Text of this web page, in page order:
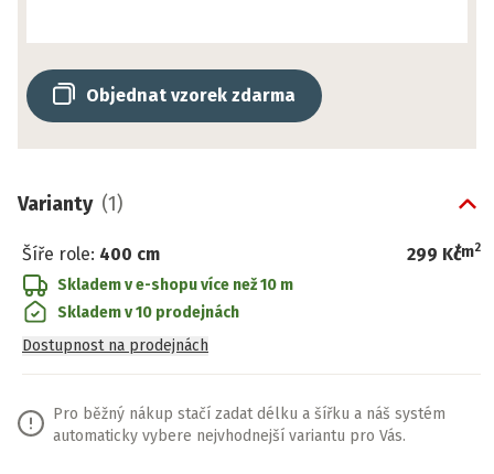
Objednat vzorek zdarma
Varianty (1)
Šíře role: 400 cm 299 Kč
/m2
Skladem v e-shopuvíce než 10 m
Skladem v 10 prodejnách
Dostupnost na prodejnách
Pro běžný nákup stačí zadat délku a šířku a náš systém
automaticky vybere nejvhodnejší variantu pro Vás.